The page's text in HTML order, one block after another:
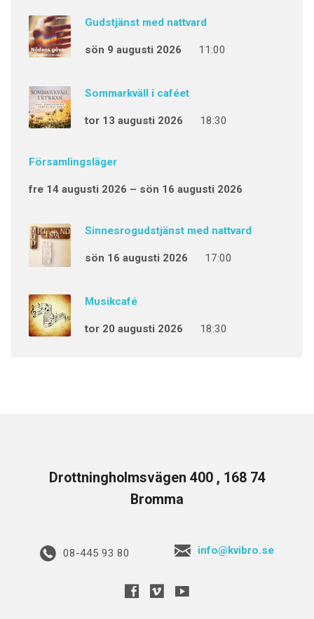
Gudstjänst med nattvard
sön 9 augusti 2026 11:00
Sommarkväll i caféet
tor 13 augusti 2026 18:30
Församlingsläger
fre 14 augusti 2026 – sön 16 augusti 2026
Sinnesrogudstjänst med nattvard
sön 16 augusti 2026 17:00
Musikcafé
tor 20 augusti 2026 18:30
Drottningholmsvägen 400 , 168 74
Bromma
08-445 93 80 info@kvibro.se